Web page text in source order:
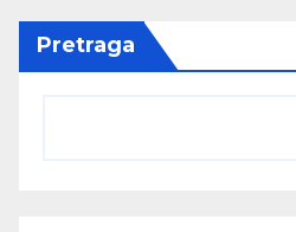
Pretraga